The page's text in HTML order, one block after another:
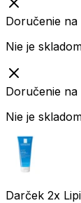
Doručenie
Nie je
Doručenie
Nie je
Darček 2x